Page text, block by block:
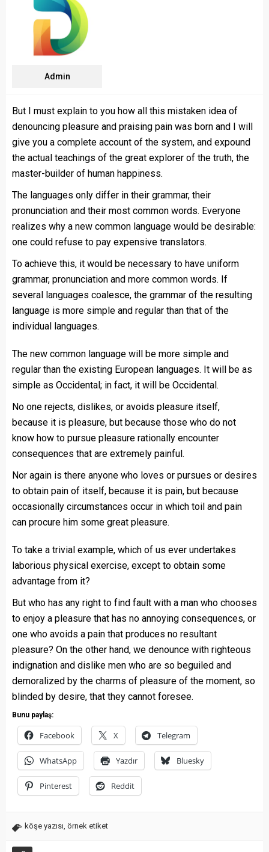
Admin
But I must explain to you how all this mistaken idea of
denouncing pleasure and praising pain was born and I will
give you a complete account of the system, and expound
the actual teachings of the great explorer of the truth, the
master-builder of human happiness.
The languages only differ in their grammar, their
pronunciation and their most common words. Everyone
realizes why a new common language would be desirable:
one could refuse to pay expensive translators.
To achieve this, it would be necessary to have uniform
grammar, pronunciation and more common words. If
several languages coalesce, the grammar of the resulting
language is more simple and regular than that of the
individual languages.
The new common language will be more simple and
regular than the existing European languages. It will be as
simple as Occidental; in fact, it will be Occidental.
No one rejects, dislikes, or avoids pleasure itself,
because it is pleasure, but because those who do not
know how to pursue pleasure rationally encounter
consequences that are extremely painful.
Nor again is there anyone who loves or pursues or desires
to obtain pain of itself, because it is pain, but because
occasionally circumstances occur in which toil and pain
can procure him some great pleasure.
To take a trivial example, which of us ever undertakes
laborious physical exercise, except to obtain some
advantage from it?
But who has any right to find fault with a man who chooses
to enjoy a pleasure that has no annoying consequences, or
one who avoids a pain that produces no resultant
pleasure? On the other hand, we denounce with righteous
indignation and dislike men who are so beguiled and
demoralized by the charms of pleasure of the moment, so
blinded by desire, that they cannot foresee.
Bunu paylaş:
Facebook X Telegram
WhatsApp Yazdır Bluesky
Pinterest Reddit
köşe yazısı, örnek etiket